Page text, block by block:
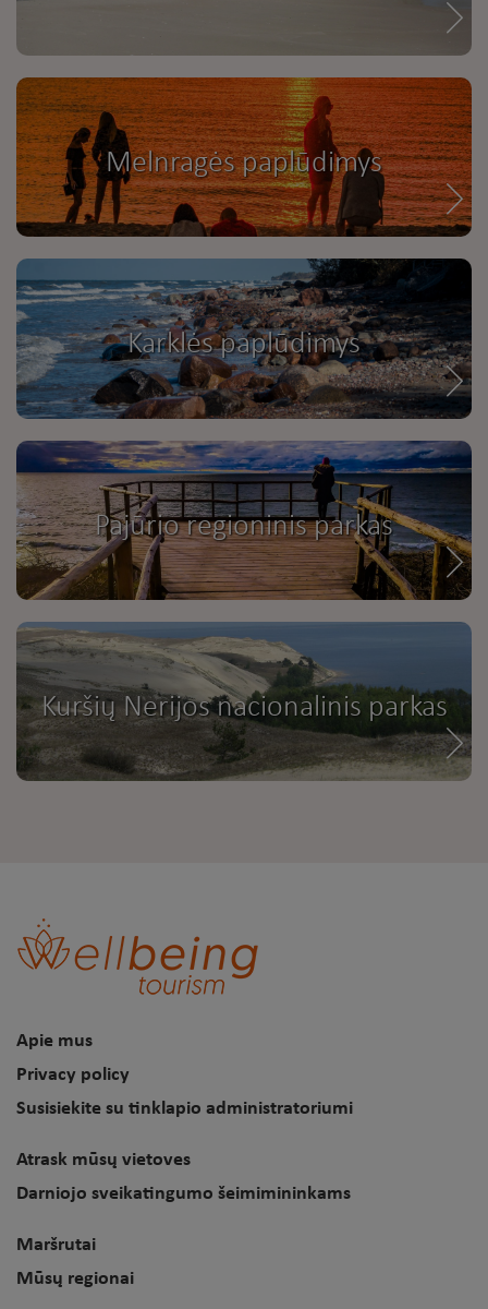
Melnragės paplūdimys
Karklės paplūdimys
Pajūrio regioninis parkas
Kuršių Nerijos nacionalinis parkas
Apie mus
Privacy policy
Susisiekite su tinklapio administratoriumi
Atrask mūsų vietoves
Darniojo sveikatingumo šeimimininkams
Maršrutai
Mūsų regionai